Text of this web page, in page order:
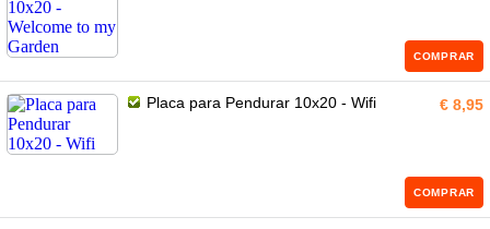
COMPRAR
Placa para Pendurar 10x20 - Wifi € 8,95
COMPRAR